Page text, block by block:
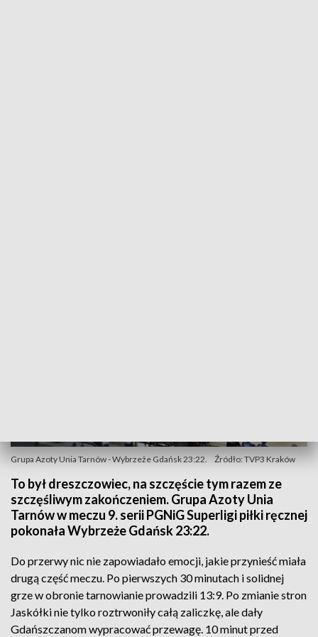
Grupa Azoty Unia Tarnów - Wybrzeże Gdańsk 23:22. Źródło: TVP3 Kraków
To był dreszczowiec, na szczęście tym razem ze
szczęśliwym zakończeniem. Grupa Azoty Unia
Tarnów w meczu 9. serii PGNiG Superligi piłki ręcznej
pokonała Wybrzeże Gdańsk 23:22.
Do przerwy nic nie zapowiadało emocji, jakie przynieść miała
drugą część meczu. Po pierwszych 30 minutach i solidnej
grze w obronie tarnowianie prowadzili 13:9. Po zmianie stron
Jaskółki nie tylko roztrwoniły całą zaliczkę, ale dały
Gdańszczanom wypracować przewagę. 10 minut przed